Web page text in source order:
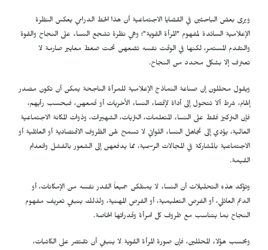
ويرى بعض الباحثين في القضايا الاجتماعية أن هذا الخط الدرامي يعكس النظرة
الإعلامية السائدة لمفهوم "المرأة القوية"؛ وهي نظرة تشجع النساء على النجاح والقوة
والتقدم المستمر، لكنها في الوقت نفسه تضعهن تحت ضغط معايير صارمة لا
تعترف إلا بشكل محدد من النجاح.
ويقول محللون إن صناعة النماذج الإعلامية للمرأة الناجحة يمكن أن تكون مصدر
إلهام، شرط ألا تتحول إلى أداة لإقصاء النساء الأخريات أو قمعهن، فبحسب رأيهم،
فإن التركيز فقط على النساء المتعلمات، الثريات، الشهيرات، وذوات المكانة الاجتماعية
العالية، يؤدي إلى تجاهل النساء اللواتي لا تسمح لهن الظروف الاقتصادية أو العائلية أو
الاجتماعية بالمشاركة في المجالات الرسمية، مما يدفعهن إلى الشعور بالفشل وانعدام
القيمة.
وتؤكد هذه التحليلات أن النساء لا يمتلكن جميعاً القدر نفسه من الإمكانات، أو
الدعم العائلي، أو الفرص التعليمية، أو الفرص المهنية، ولذلك ينبغي تعريف مفهوم
النجاح بما يتناسب مع ظروف كل امرأة وقدراتها الخاصة.
وبحسب هؤلاء المحللين، فإن صورة المرأة القوية لا ينبغي أن تقتصر على الكاتبات،